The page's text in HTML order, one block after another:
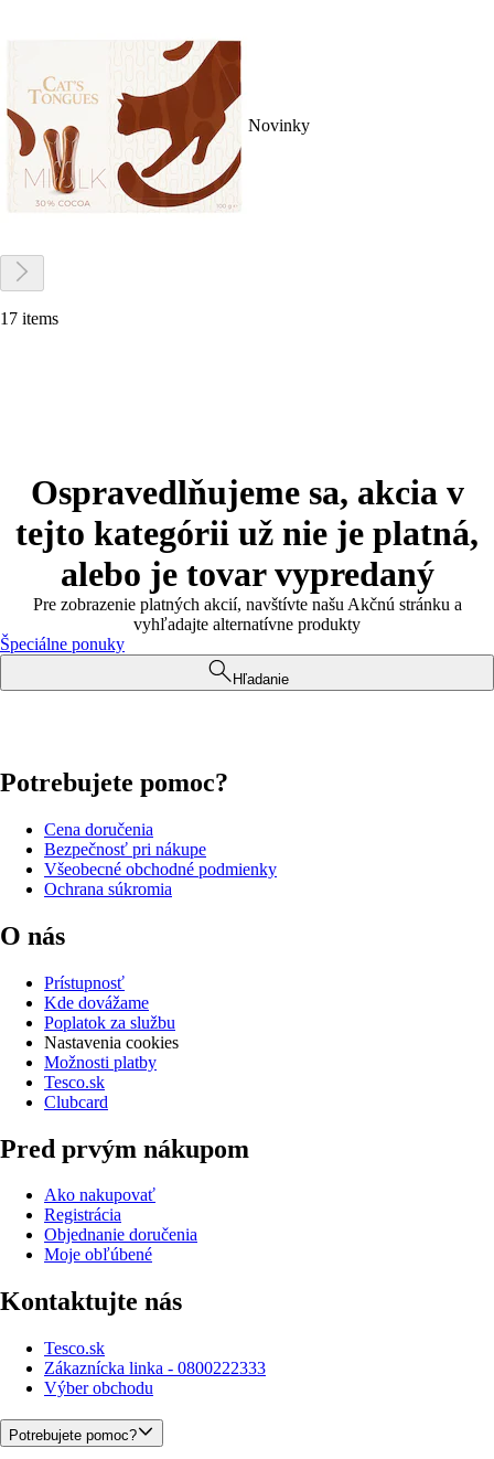
Novinky
17 items
Ospravedlňujeme sa, akcia v
tejto kategórii už nie je platná,
alebo je tovar vypredaný
Pre zobrazenie platných akcií, navštívte našu Akčnú stránku a
vyhľadajte alternatívne produkty
Špeciálne ponuky
Hľadanie
Potrebujete pomoc?
Cena doručenia
Bezpečnosť pri nákupe
Všeobecné obchodné podmienky
Ochrana súkromia
O nás
Prístupnosť
Kde dovážame
Poplatok za službu
Nastavenia cookies
Možnosti platby
Tesco.sk
Clubcard
Pred prvým nákupom
Ako nakupovať
Registrácia
Objednanie doručenia
Moje obľúbené
Kontaktujte nás
Tesco.sk
Zákaznícka linka - 0800222333
Výber obchodu
Potrebujete pomoc?